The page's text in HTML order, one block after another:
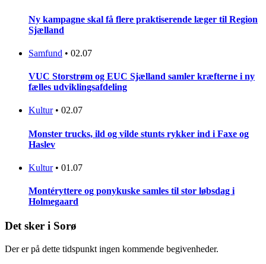
Ny kampagne skal få flere praktiserende læger til Region
Sjælland
Samfund • 02.07
VUC Storstrøm og EUC Sjælland samler kræfterne i ny
fælles udviklingsafdeling
Kultur • 02.07
Monster trucks, ild og vilde stunts rykker ind i Faxe og
Haslev
Kultur • 01.07
Montéryttere og ponykuske samles til stor løbsdag i
Holmegaard
Det sker i Sorø
Der er på dette tidspunkt ingen kommende begivenheder.